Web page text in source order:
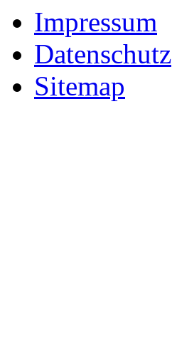
Impressum
Datenschutz
Sitemap